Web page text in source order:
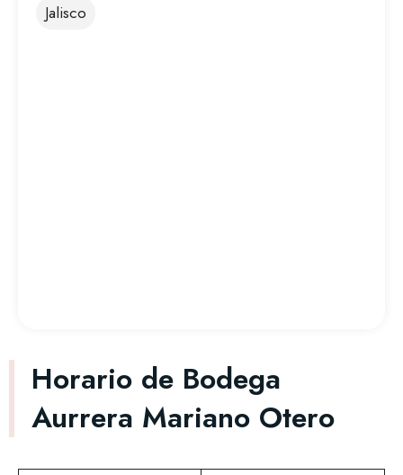
Jalisco
Horario de Bodega
Aurrera Mariano Otero